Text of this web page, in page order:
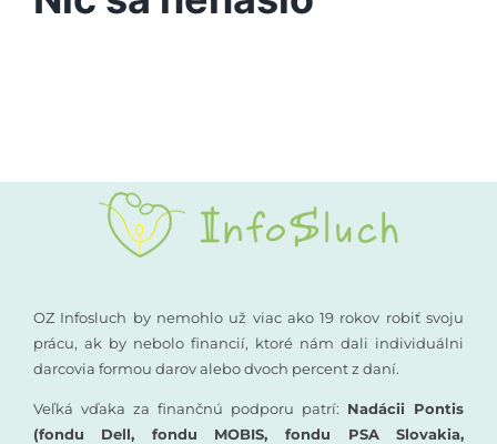
Vyšetrenia sluchu
Rané poradenstvo
Vzdelávanie
OZ Infosluch by nemohlo už viac ako 19 rokov robiť svoju
prácu, ak by nebolo financií, ktoré nám dali individuálni
darcovia formou darov alebo dvoch percent z daní.
Veľká vďaka za finančnú podporu patrí: Nadácii Pontis
(fondu Dell, fondu MOBIS, fondu PSA Slovakia,